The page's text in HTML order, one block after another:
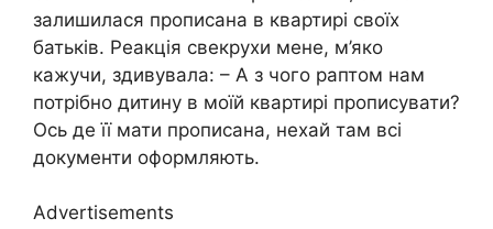
залишилася прописана в квартирі своїх
батьків. Реакція свекрухи мене, м’яко
кажучи, здивувала: – А з чого раптом нам
потрібно дитину в моїй квартирі прописувати?
Ось де її мати прописана, нехай там всі
документи оформляють.
Advertisements